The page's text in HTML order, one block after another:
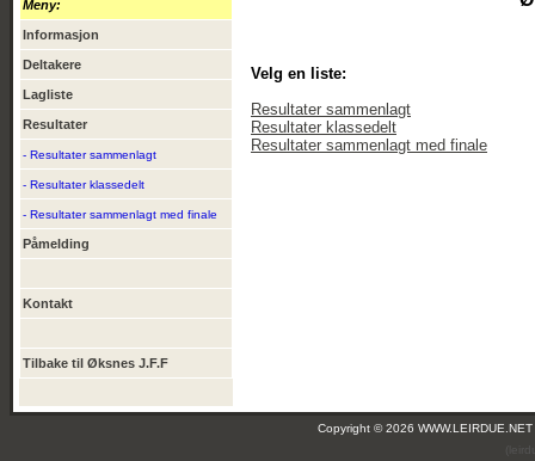
Meny:
Informasjon
Deltakere
Lagliste
Resultater
- Resultater sammenlagt
- Resultater klassedelt
- Resultater sammenlagt med finale
Påmelding
Kontakt
Tilbake til Øksnes J.F.F
Velg en liste:
Resultater sammenlagt
Resultater klassedelt
Resultater sammenlagt med finale
Copyright © 2026